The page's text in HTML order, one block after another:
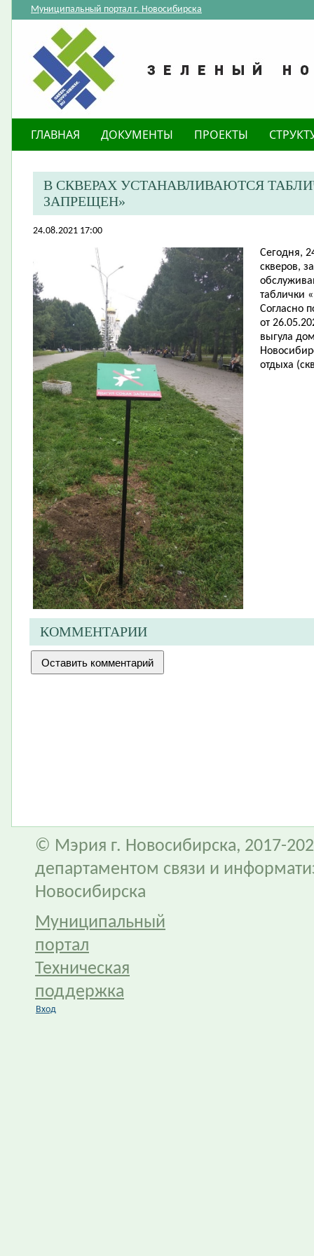
Муниципальный портал г. Новосибирска
ГЛАВНАЯ ДОКУМЕНТЫ ПРОЕКТЫ
В СКВЕРАХ УСТАНАВЛИВАЮТСЯ
ЗАПРЕЩЕН»
24.08.2021 17:00
Сегодня,
скверов,
таблички
Согласно
от
выгула
отдыха
КОММЕНТАРИИ
© Мэрия г. Новосибирска, 2017-
департаментом связи и
Новосибирска
Муниципальный
портал
Техническая
поддержка
Вход